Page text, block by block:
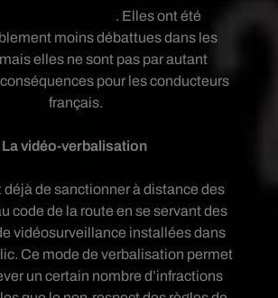
. Elles ont été
moins débattues dans les
elles ne sont pas par autant
pour les conducteurs
français.
La vidéo-verbalisation
déjà de sanctionner à distance des
code de la route en se servant des
vidéosurveillance installées dans
Ce mode de verbalisation permet
un certain nombre d’infractions